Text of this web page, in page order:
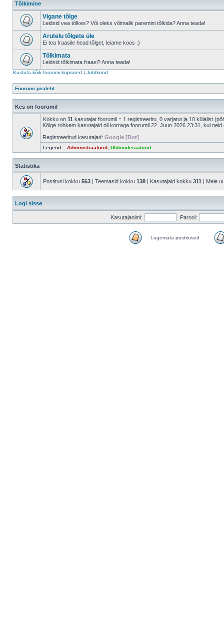
Tõlkimine
Vigane tõlge
Leidsid vea tõlkes? Või oleks võimalik paremini tõlkida? Anna teada!
Arutelu tõlgete üle
Ei tea fraasile head tõlget, leiame koos :)
Tõlkimata
Leidsid tõlkimata fraasi? Anna teada!
Kustuta kõik foorumi küpsised | Juhtkond
Foorumi pealeht
Kes on foorumil
Kokku on 11 kasutajat foorumil :: 1 registreeritu, 0 varjatut ja 10 külalist
Kõige rohkem kasutajaid oli korraga foorumil 22. Juun 2026 23:31, kui neid
Registreeritud kasutajad: Google [Bot]
Legend :: Administraatorid Üldmoderaatorid
Statistika
Postitusi kokku 563 | Teemasid kokku 138 | Kasutajaid kokku 311 | Meie
Logi sisse
Kasutajanimi: Parool:
Lugemata postitused